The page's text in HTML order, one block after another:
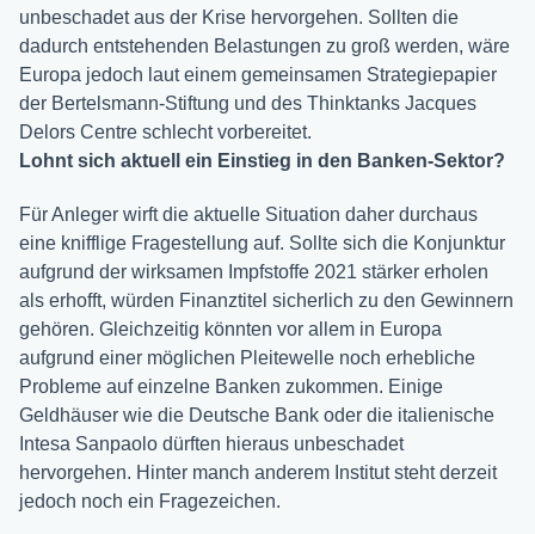
unbeschadet aus der Krise hervorgehen. Sollten die
dadurch entstehenden Belastungen zu groß werden, wäre
Europa jedoch laut einem gemeinsamen Strategiepapier
der Bertelsmann-Stiftung und des Thinktanks Jacques
Delors Centre schlecht vorbereitet.
Lohnt sich aktuell ein Einstieg in den Banken-Sektor?
Für Anleger wirft die aktuelle Situation daher durchaus
eine knifflige Fragestellung auf. Sollte sich die Konjunktur
aufgrund der wirksamen Impfstoffe 2021 stärker erholen
als erhofft, würden Finanztitel sicherlich zu den Gewinnern
gehören. Gleichzeitig könnten vor allem in Europa
aufgrund einer möglichen Pleitewelle noch erhebliche
Probleme auf einzelne Banken zukommen. Einige
Geldhäuser wie die Deutsche Bank oder die italienische
Intesa Sanpaolo dürften hieraus unbeschadet
hervorgehen. Hinter manch anderem Institut steht derzeit
jedoch noch ein Fragezeichen.